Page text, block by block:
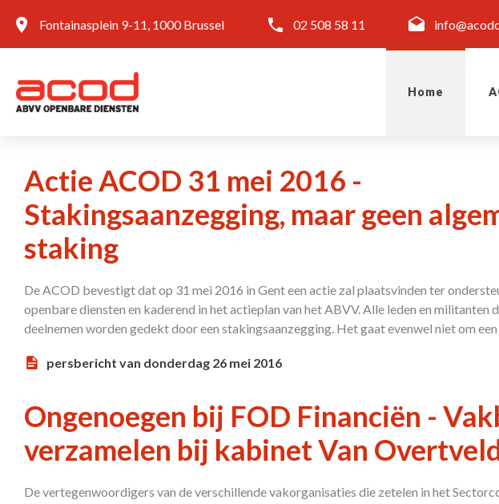
Fontainasplein 9-11, 1000 Brussel 02 508 58 11
Home
Actie ACOD 31 mei 2016 -
Stakingsaanzegging, maar geen
staking
De ACOD bevestigt dat op 31 mei 2016 in Gent een actie zal plaatsvinden ter
openbare diensten en kaderend in het actieplan van het ABVV. Alle leden en militanten
deelnemen worden gedekt door een stakingsaanzegging. Het gaat evenwel niet om
persbericht van donderdag 26 mei 2016
Ongenoegen bij FOD Financiën -
verzamelen bij kabinet Van
De vertegenwoordigers van de verschillende vakorganisaties die zetelen in het